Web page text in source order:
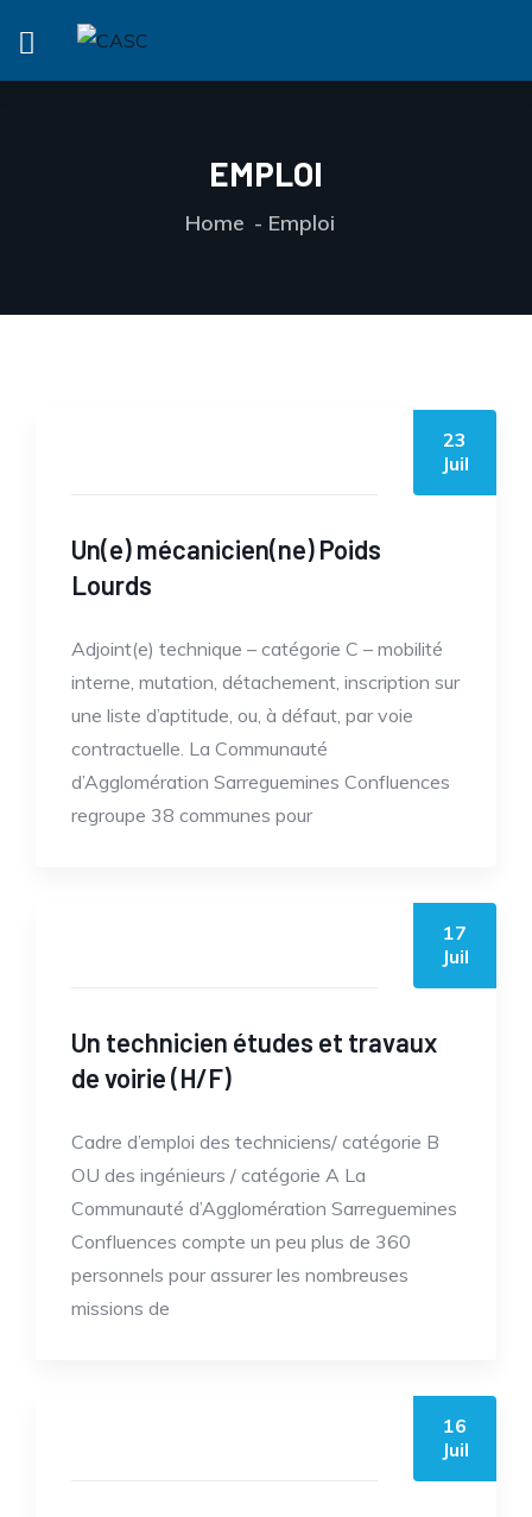
EMPLOI
Home Emploi
23
Juil
Un(e) mécanicien(ne) Poids
Lourds
Adjoint(e) technique – catégorie C – mobilité
interne, mutation, détachement, inscription sur
une liste d’aptitude, ou, à défaut, par voie
contractuelle. La Communauté
d’Agglomération Sarreguemines Confluences
regroupe 38 communes pour
17
Juil
Un technicien études et travaux
de voirie (H/F)
Cadre d’emploi des techniciens/ catégorie B
OU des ingénieurs / catégorie A La
Communauté d’Agglomération Sarreguemines
Confluences compte un peu plus de 360
personnels pour assurer les nombreuses
missions de
16
Juil